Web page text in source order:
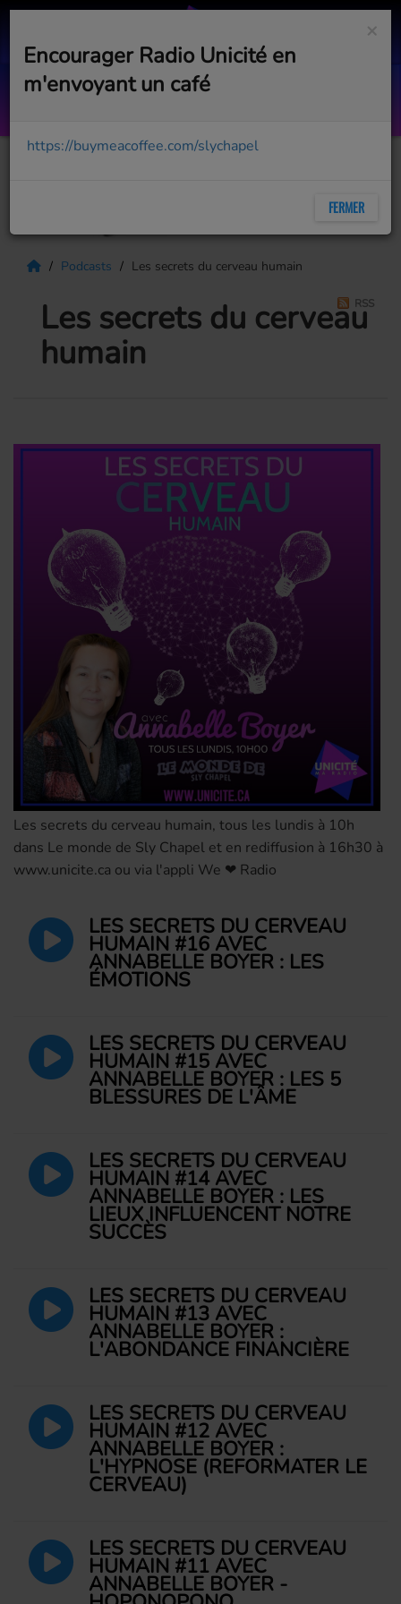
Le cowboy urbain sur la route (19
Podcasts Les secrets du cerveau humain
Les secrets du cerveau
humain
RSS
Les secrets du cerveau humain, tous les lundis à 10h
dans Le monde de Sly Chapel et en rediffusion à 16h30 à
www.unicite.ca ou via l'appli We ❤ Radio
LES SECRETS DU CERVEAU
HUMAIN #16 AVEC
ANNABELLE BOYER : LES
ÉMOTIONS
LES SECRETS DU CERVEAU
HUMAIN #15 AVEC
ANNABELLE BOYER : LES 5
BLESSURES DE L'ÂME
LES SECRETS DU CERVEAU
HUMAIN #14 AVEC
ANNABELLE BOYER : LES
LIEUX INFLUENCENT NOTRE
SUCCÈS
LES SECRETS DU CERVEAU
HUMAIN #13 AVEC
ANNABELLE BOYER :
L'ABONDANCE FINANCIÈRE
LES SECRETS DU CERVEAU
HUMAIN #12 AVEC
ANNABELLE BOYER :
L'HYPNOSE (REFORMATER LE
CERVEAU)
LES SECRETS DU CERVEAU
HUMAIN #11 AVEC
ANNABELLE BOYER -
×
Encourager Radio Unicité en
m'envoyant un café
https://buymeacoffee.com/slychapel
FERMER